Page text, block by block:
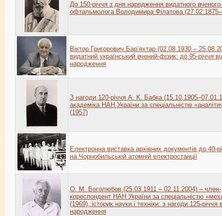
До 150-річчя з дня народження видатного вченого-
офтальмолога Володимира Філатова
Віктор Григорович Бар’яхтар (02.08.1930 –
видатний український вчений-фізик: до 95-річчя
народження
З нагоди 120-річчя А. К. Бабка
академіка НАН України за спеціальністю
(1957)
Електронна виставка архівних документів до 40-
на Чорнобильській атомній електростанції
О. М. Боголюбов (25.03.1911 – 02.11.2004) – член-
кореспондент НАН України за спеціальністю
(1969), історик науки і техніки: з нагоди 125-річчя
народження